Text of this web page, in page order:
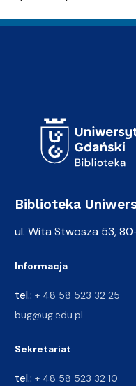
Biblioteka
ul. Wita Stwosza 53,
Informacja
tel.: + 48 58 523 32 25
bug@ug.edu.pl
Sekretariat
tel.: + 48 58 523 32 10